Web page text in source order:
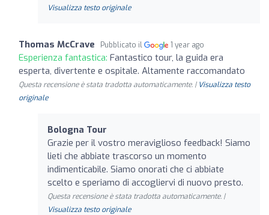
Visualizza testo originale
Thomas McCrave Pubblicato il 1 year ago
Esperienza fantastica: Fantastico tour, la guida era
esperta, divertente e ospitale. Altamente raccomandato
Questa recensione è stata tradotta automaticamente. | Visualizza testo
originale
Bologna Tour
Grazie per il vostro meraviglioso feedback! Siamo
lieti che abbiate trascorso un momento
indimenticabile. Siamo onorati che ci abbiate
scelto e speriamo di accogliervi di nuovo presto.
Questa recensione è stata tradotta automaticamente. |
Visualizza testo originale